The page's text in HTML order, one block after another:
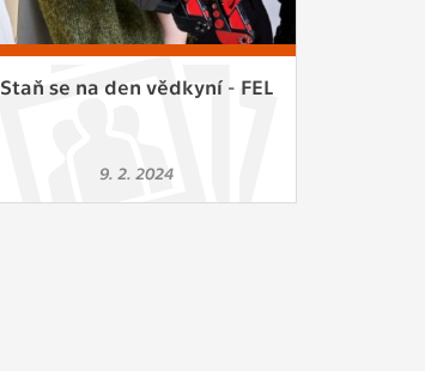
Staň se na den vědkyní - FEL
9. 2. 2024